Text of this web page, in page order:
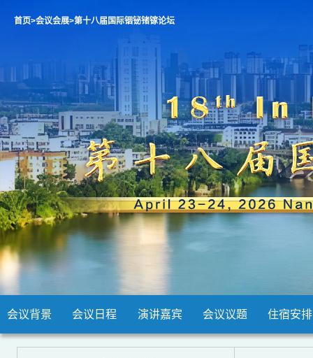
首页>会议会展>第十八届国际铟铋锗镓论坛
会议背景 会议日程 演讲嘉宾 会议议题 住宿安排